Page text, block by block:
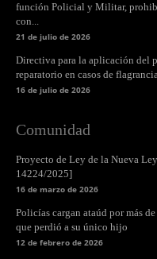
función Policial y Militar,
con...
21 de julio de 2026
Directiva para la aplicación del
reparatorio en casos de
16 de julio de 2026
Comunidad
Proyecto de Ley de la Nueva
14224/2025]
16 de marzo de 2026
Policías cargan ataúd por más
que perdió a su único hijo
12 de febrero de 2026